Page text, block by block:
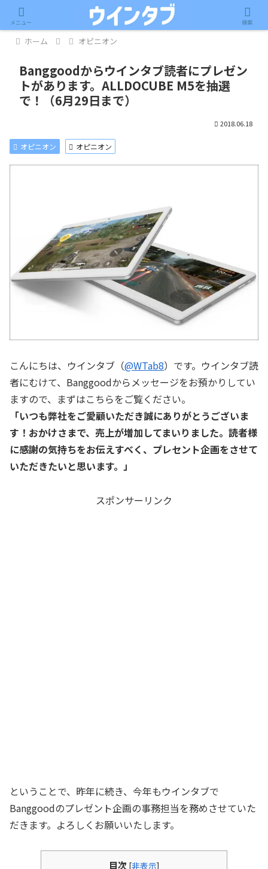
記事内に広告が含まれています。
ホーム オピニオン
Banggoodからウインタブ読者にプレゼン
トがあります。ALLDOCUBE M5を抽選
で！（6月29日まで）
2018.06.18
オピニオン オピニオン
こんにちは、ウインタブ（@WTab8）です。ウインタブ読
者にむけて、Banggoodからメッセージをお預かりしてい
ますので、まずはこちらをご覧ください。
「いつも弊社をご愛顧いただき誠にありがとうございま
す！おかけさまで、売上が増加してまいりました。読者様
に感謝の気持ちをお伝えすべく、プレセント企画をさせて
いただきたいと思います。」
スポンサーリンク
ということで、昨年に続き、今年もウインタブで
Banggoodのプレゼント企画の事務担当を務めさせていた
だきます。よろしくお願いいたします。
目次 [非表示]
メニュー 検索